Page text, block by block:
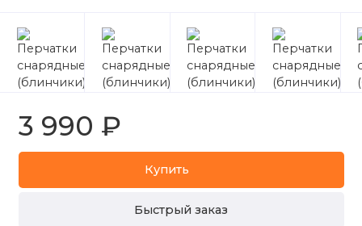
3 990 ₽
Купить
Быстрый заказ